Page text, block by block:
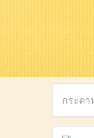
กระด